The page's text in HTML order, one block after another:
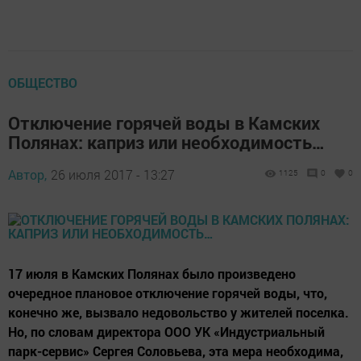
ОБЩЕСТВО
Отключение горячей воды в Камских
Полянах: каприз или необходимость…
Автор, 26 июля 2017 - 13:27 1125 0 0
17 июля в Камских Полянах было произведено
очередное плановое отключение горячей воды, что,
конечно же, вызвало недовольство у жителей поселка.
Но, по словам директора ООО УК «Индустриальный
парк-сервис» Сергея Соловьева, эта мера необходима,